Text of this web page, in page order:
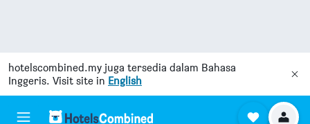
hotelscombined.my juga tersedia dalam Bahasa
Inggeris. Visit site in English